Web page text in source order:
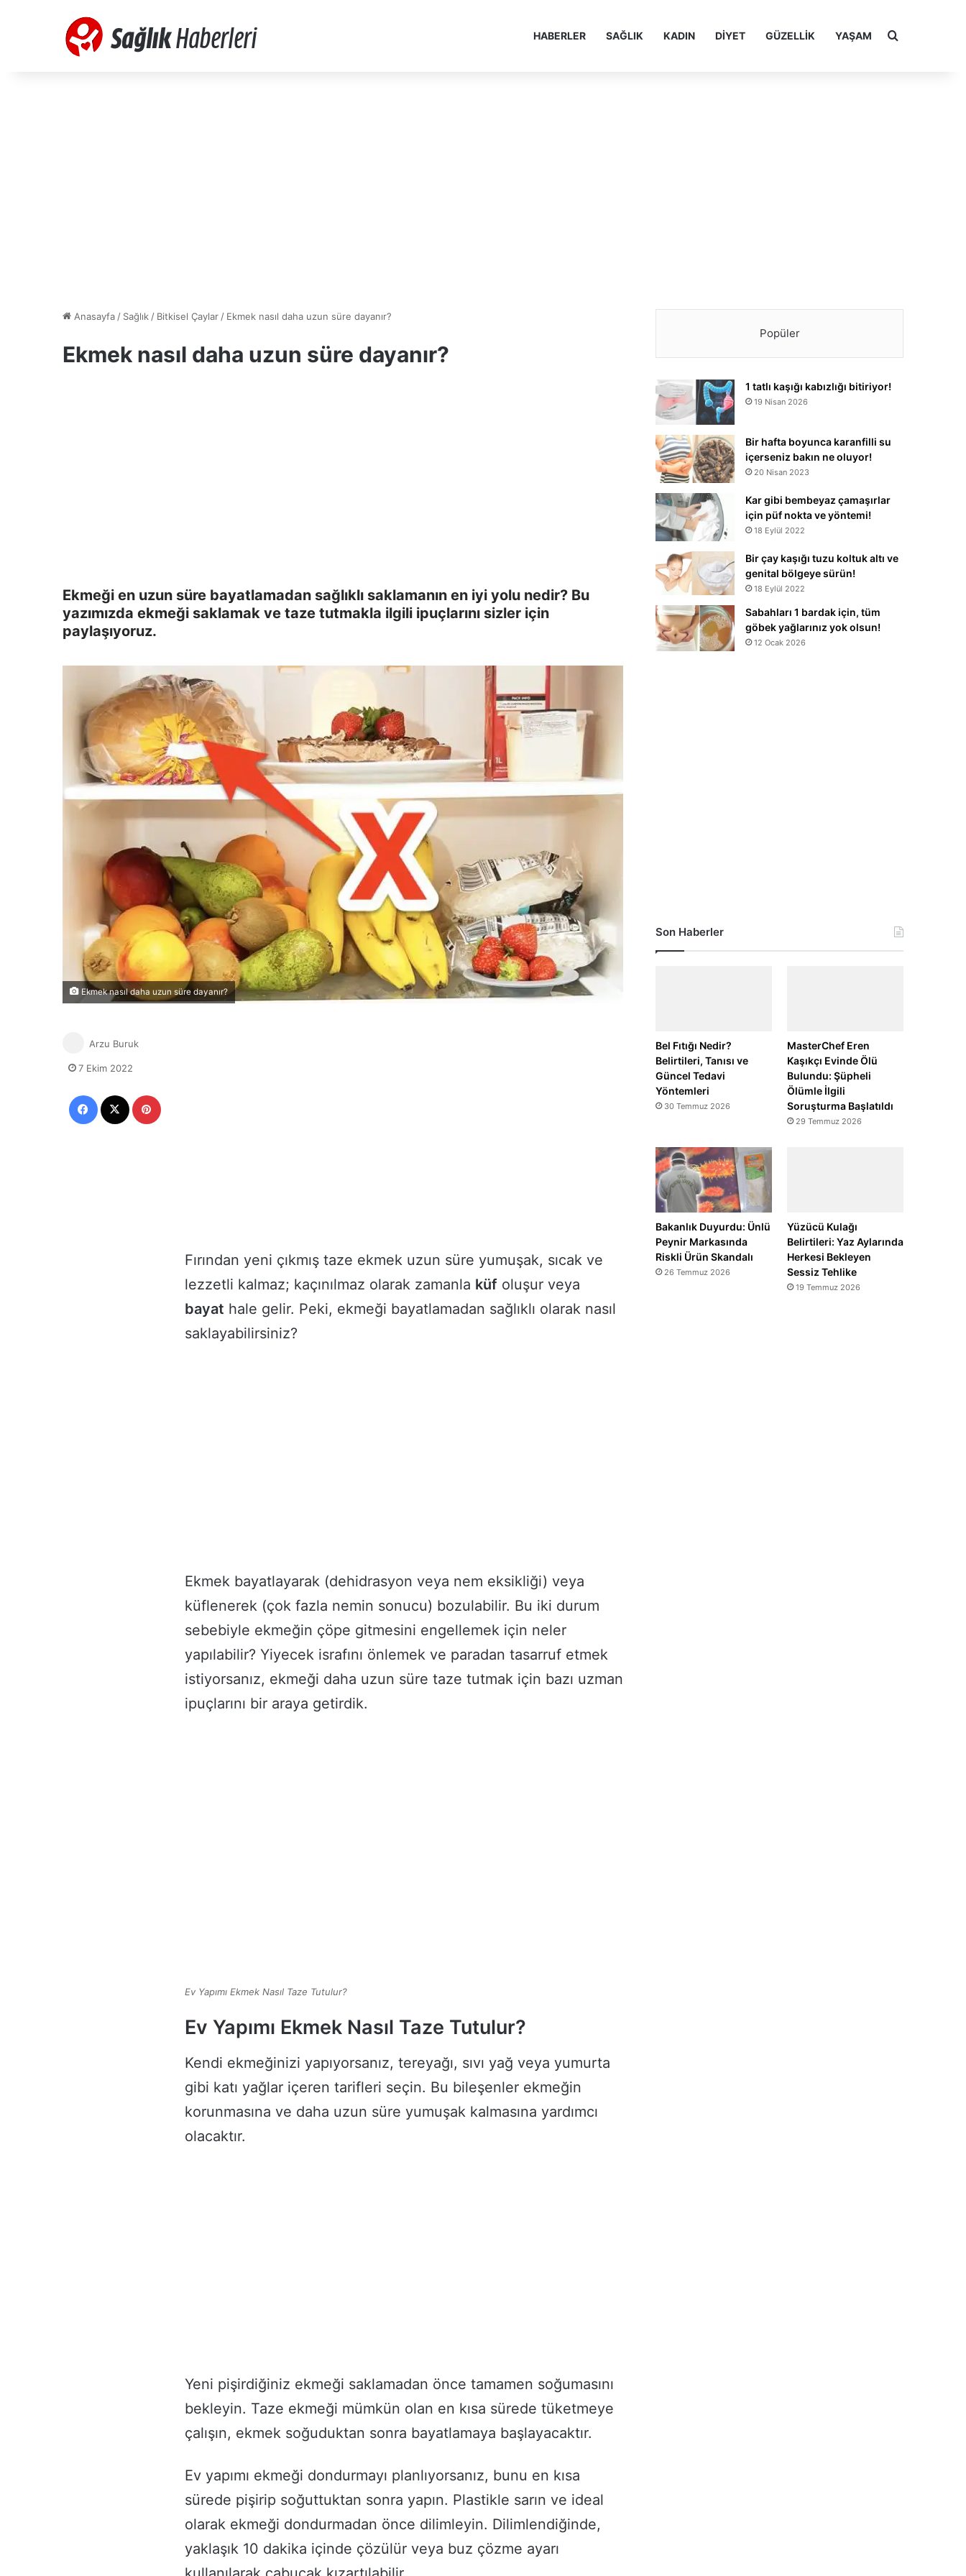
HABERLER SAĞLIK KADIN DIYET GÜZELLIK YAŞAM Arama yap
Anasayfa / Sağlık / Bitkisel Çaylar / Ekmek nasıl daha uzun süre dayanır?
Ekmek nasıl daha uzun süre dayanır?
Ekmeği en uzun süre bayatlamadan sağlıklı saklamanın en iyi yolu nedir? Bu
yazımızda ekmeği saklamak ve taze tutmakla ilgili ipuçlarını sizler için
paylaşıyoruz.
Ekmek nasıl daha uzun süre dayanır?
Fırından yeni çıkmış taze ekmek uzun süre yumuşak, sıcak ve
lezzetli kalmaz; kaçınılmaz olarak zamanla küf oluşur veya
bayat hale gelir. Peki, ekmeği bayatlamadan sağlıklı olarak nasıl
saklayabilirsiniz?
Ekmek bayatlayarak (dehidrasyon veya nem eksikliği) veya
küflenerek (çok fazla nemin sonucu) bozulabilir. Bu iki durum
sebebiyle ekmeğin çöpe gitmesini engellemek için neler
yapılabilir? Yiyecek israfını önlemek ve paradan tasarruf etmek
istiyorsanız, ekmeği daha uzun süre taze tutmak için bazı uzman
ipuçlarını bir araya getirdik.
Ev Yapımı Ekmek Nasıl Taze Tutulur?
Ev Yapımı Ekmek Nasıl Taze Tutulur?
Kendi ekmeğinizi yapıyorsanız, tereyağı, sıvı yağ veya yumurta
gibi katı yağlar içeren tarifleri seçin. Bu bileşenler ekmeğin
korunmasına ve daha uzun süre yumuşak kalmasına yardımcı
olacaktır.
Yeni pişirdiğiniz ekmeği saklamadan önce tamamen soğumasını
bekleyin. Taze ekmeği mümkün olan en kısa sürede tüketmeye
çalışın, ekmek soğuduktan sonra bayatlamaya başlayacaktır.
Ev yapımı ekmeği dondurmayı planlıyorsanız, bunu en kısa
sürede pişirip soğuttuktan sonra yapın. Plastikle sarın ve ideal
olarak ekmeği dondurmadan önce dilimleyin. Dilimlendiğinde,
yaklaşık 10 dakika içinde çözülür veya buz çözme ayarı
Arzu Buruk
7 Ekim 2022
Popüler
1 tatlı kaşığı kabızlığı bitiriyor!
19 Nisan 2026
Bir hafta boyunca karanfilli su
içerseniz bakın ne oluyor!
20 Nisan 2023
Kar gibi bembeyaz çamaşırlar
için püf nokta ve yöntemi!
18 Eylül 2022
Bir çay kaşığı tuzu koltuk altı ve
genital bölgeye sürün!
18 Eylül 2022
Sabahları 1 bardak için, tüm
göbek yağlarınız yok olsun!
12 Ocak 2026
Son Haberler
Bel Fıtığı Nedir?
Belirtileri, Tanısı ve
Güncel Tedavi
Yöntemleri
30 Temmuz 2026
MasterChef Eren
Kaşıkçı Evinde Ölü
Bulundu: Şüpheli
Ölümle İlgili
Soruşturma Başlatıldı
29 Temmuz 2026
Bakanlık Duyurdu: Ünlü
Peynir Markasında
Riskli Ürün Skandalı
26 Temmuz 2026
Yüzücü Kulağı
Belirtileri: Yaz Aylarında
Herkesi Bekleyen
Sessiz Tehlike
19 Temmuz 2026